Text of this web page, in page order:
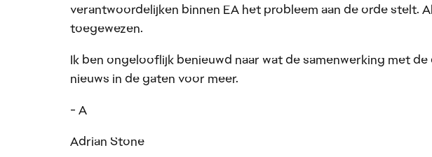
verantwoordelijken binnen EA het probleem aan de orde stelt.
toegewezen.
Ik ben ongelooflijk benieuwd naar wat de samenwerking met
nieuws in de gaten voor meer.
- A
Adrian Stone